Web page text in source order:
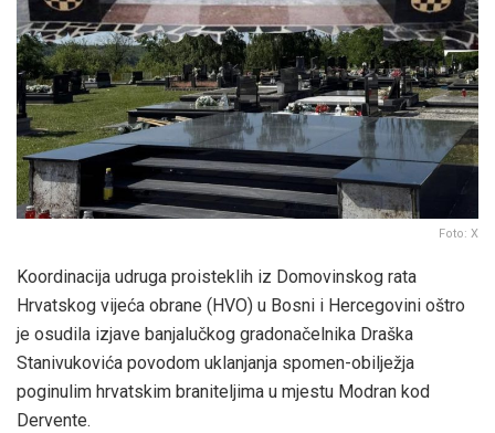
Foto: X
Koordinacija udruga proisteklih iz Domovinskog rata
Hrvatskog vijeća obrane (HVO) u Bosni i Hercegovini oštro
je osudila izjave banjalučkog gradonačelnika Draška
Stanivukovića povodom uklanjanja spomen-obilježja
poginulim hrvatskim braniteljima u mjestu Modran kod
Dervente.